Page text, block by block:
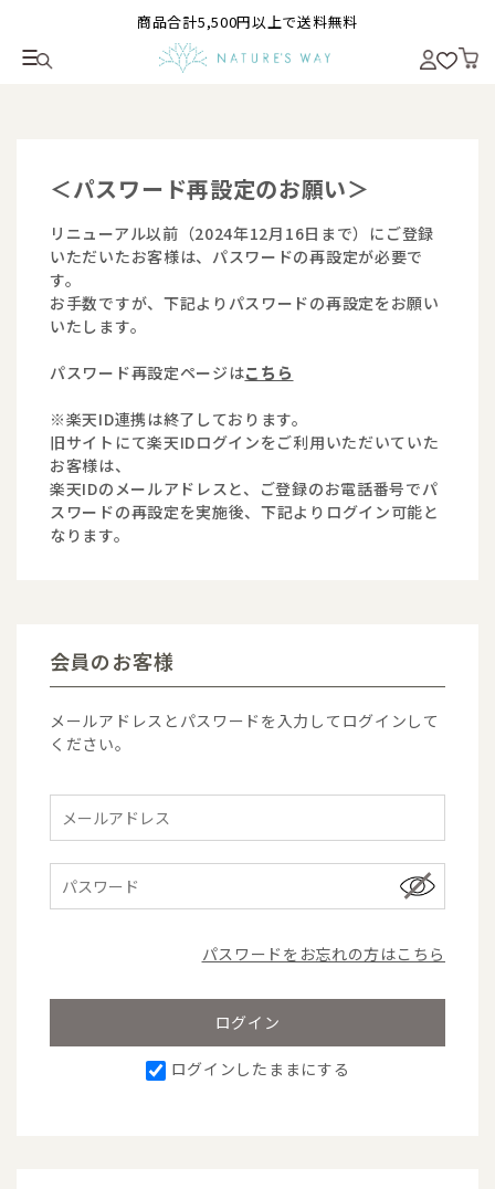
商品合計5,500円以上で送料無料
＜パスワード再設定のお願い＞
リニューアル以前（2024年12月16日まで）にご登録
いただいたお客様は、パスワードの再設定が必要で
す。
お手数ですが、下記よりパスワードの再設定をお願い
いたします。
パスワード再設定ページはこちら
※楽天ID連携は終了しております。
旧サイトにて楽天IDログインをご利用いただいていた
お客様は、
楽天IDのメールアドレスと、ご登録のお電話番号でパ
スワードの再設定を実施後、下記よりログイン可能と
なります。
会員のお客様
メールアドレスとパスワードを入力してログインして
ください。
ログインしたままにする
パスワードをお忘れの方はこちら